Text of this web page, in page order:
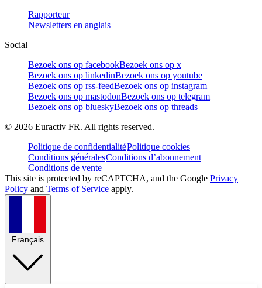
Rapporteur
Newsletters en anglais
Social
Bezoek ons op facebookBezoek ons op x
Bezoek ons op linkedinBezoek ons op youtube
Bezoek ons op rss-feedBezoek ons op instagram
Bezoek ons op mastodonBezoek ons op telegram
Bezoek ons op blueskyBezoek ons op threads
© 2026 Euractiv FR. All rights reserved.
Politique de confidentialitéPolitique cookies
Conditions généralesConditions d’abonnement
Conditions de vente
This site is protected by reCAPTCHA, and the Google Privacy
Policy and Terms of Service apply.
Français